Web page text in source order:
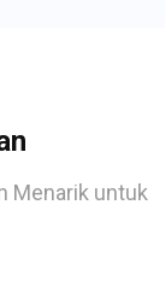
Menarik untuk